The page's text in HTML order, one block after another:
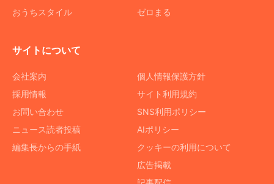
おうちスタイル
ゼロまる
サイトについて
会社案内
採用情報
お問い合わせ
ニュース読者投稿
編集長からの手紙
個人情報保護方針
サイト利用規約
SNS利用ポリシー
AIポリシー
クッキーの利用について
広告掲載